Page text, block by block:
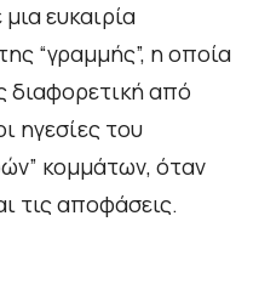
ευκαιρία
“γραμμής”, η οποία
διαφορετική από
ηγεσίες του
κομμάτων, όταν
τις αποφάσεις.